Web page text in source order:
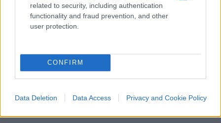
related to security, including authentication
functionality and fraud prevention, and other
user protection.
CONFIRM
Data Deletion Data Access Privacy and Cookie Policy